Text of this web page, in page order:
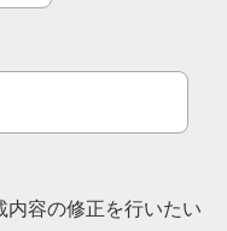
内容の修正を行いたい